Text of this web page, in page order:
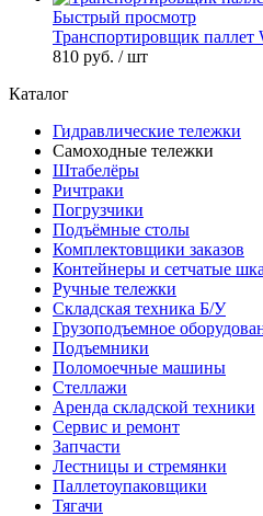
Быстрый просмотр
Транспортировщик
810 руб. / шт
Каталог
Гидравлические тележки
Самоходные тележки
Штабелёры
Ричтраки
Погрузчики
Подъёмные столы
Комплектовщики заказов
Контейнеры и сетчатые
Ручные тележки
Складская техника Б/У
Грузоподъемное
Подъемники
Поломоечные машины
Стеллажи
Аренда складской техники
Сервис и ремонт
Запчасти
Лестницы и стремянки
Паллетоупаковщики
Тягачи